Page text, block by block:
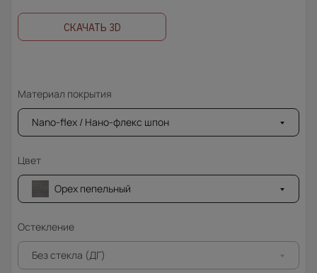
СКАЧАТЬ 3D
Материал покрытия
Nano-flex / Нано-флекс шпон
Цвет
Орех пепельный
Остекление
Без стекла (ДГ)